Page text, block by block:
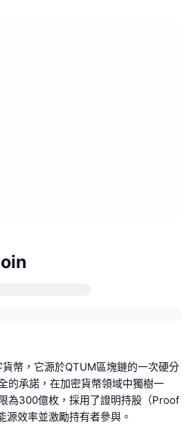
幣，它源於QTUM區塊鏈的一次硬分
的承諾，在加密貨幣領域中獨樹一
為300億枚，採用了證明持股（Proof
效率並激勵持有者參與。